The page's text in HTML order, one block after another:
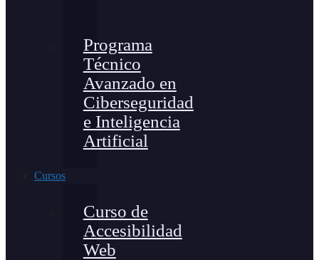
Programa
Técnico
Avanzado en
Ciberseguridad
e Inteligencia
Artificial
Cursos
Curso de
Accesibilidad
Web